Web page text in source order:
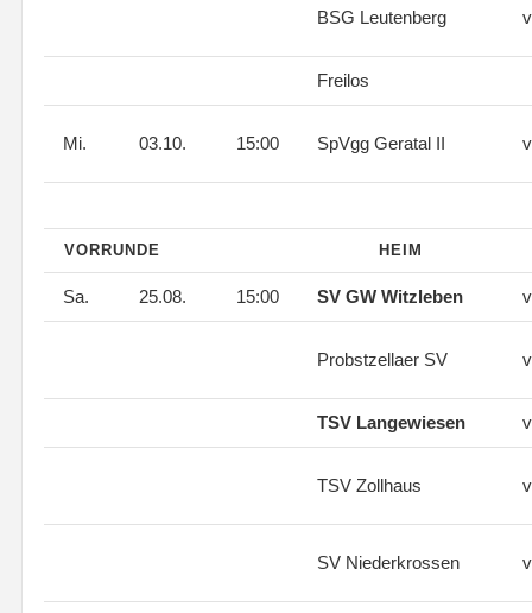
BSG Leutenberg
Freilos
Mi. 03.10. 15:00 SpVgg Geratal II
VORRUNDE HEIM
Sa. 25.08. 15:00 SV GW Witzleben
Probstzellaer SV
TSV Langewiesen
TSV Zollhaus
SV Niederkrossen